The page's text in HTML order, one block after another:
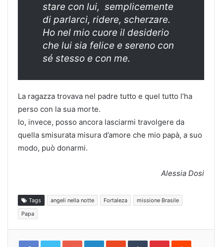
stare con lui, semplicemente
di parlarci, ridere, scherzare.
Ho nel mio cuore il desiderio
che lui sia felice e sereno con
sé stesso e con me.
La ragazza trovava nel padre tutto e quel tutto l’ha
perso con la sua morte.
Io, invece, posso ancora lasciarmi travolgere da
quella smisurata misura d’amore che mio papà, a suo
modo, può donarmi.
Alessia Dosi
Tags angeli nella notte Fortaleza
missione Brasile
Papa
Google+LinkedInStumbleUpon
TumblrPinterestReddit